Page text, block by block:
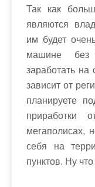
Так как
являются
им будет
машине без
заработать
зависит от
планируете
приработки
мегаполисах,
себя на
пунктов. Ну